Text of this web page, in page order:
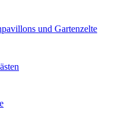
und Gartenzelte